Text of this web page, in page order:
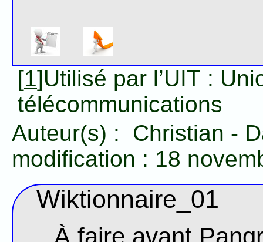
[1]Utilisé par l’UIT :
télécommunications
Auteur(s) :
Christian -
modification : 18
Wiktionnaire_01
À faire avant